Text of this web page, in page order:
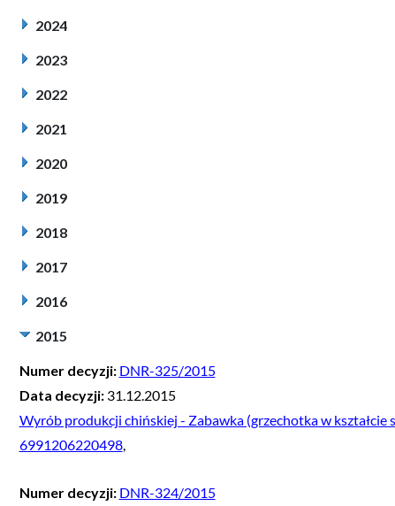
2024
2023
2022
2021
2020
2019
2018
2017
2016
2015
Numer decyzji: DNR-325/2015
Data decyzji: 31.12.2015
Wyrób produkcji chińskiej - Zabawka (grzechotka w
6991206220498,
Numer decyzji: DNR-324/2015